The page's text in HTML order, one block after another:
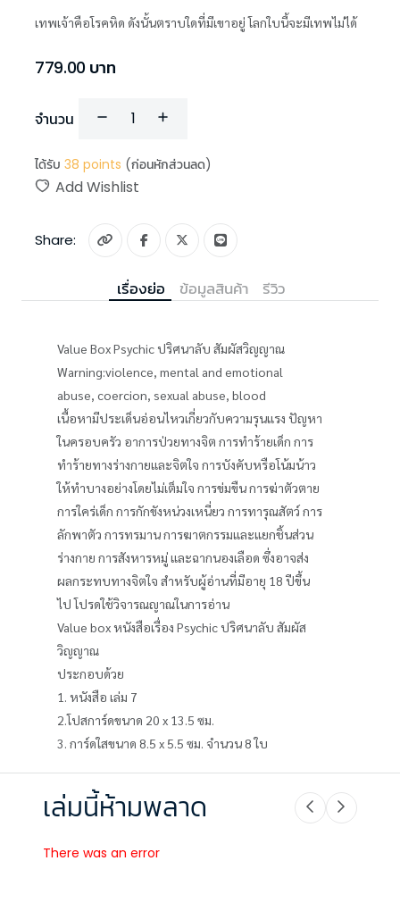
เทพเจ้าคือโรคหิด ดังนั้นตราบใดที่มีเขาอยู่ โลกใบนี้จะมีเทพไม่ได้
779.00 บาท
จำนวน
ได้รับ 38 points (ก่อนหักส่วนลด)
Add Wishlist
Share:
เรื่องย่อ ข้อมูลสินค้า รีวิว
Value Box Psychic ปริศนาลับ สัมผัสวิญญาณ
Warning:violence, mental and emotional
abuse, coercion, sexual abuse, blood
เนื้อหามีประเด็นอ่อนไหวเกี่ยวกับความรุนแรง ปัญหา
ในครอบครัว อาการป่วยทางจิต การทำร้ายเด็ก การ
ทำร้ายทางร่างกายและจิตใจ การบังคับหรือโน้มน้าว
ให้ทำบางอย่างโดยไม่เต็มใจ การข่มขืน การฆ่าตัวตาย
การใคร่เด็ก การกักขังหน่วงเหนี่ยว การทารุณสัตว์ การ
ลักพาตัว การทรมาน การฆาตกรรมและแยกชิ้นส่วน
ร่างกาย การสังหารหมู่ และฉากนองเลือด ซึ่งอาจส่ง
ผลกระทบทางจิตใจ สำหรับผู้อ่านที่มีอายุ 18 ปีขึ้น
ไป โปรดใช้วิจารณญาณในการอ่าน
Value box หนังสือเรื่อง Psychic ปริศนาลับ สัมผัส
วิญญาณ
ประกอบด้วย
1. หนังสือ เล่ม 7
2.โปสการ์ดขนาด 20 x 13.5 ซม.
3. การ์ดใสขนาด 8.5 x 5.5 ซม. จำนวน 8 ใบ
เล่มนี้ห้ามพลาด
There was an error